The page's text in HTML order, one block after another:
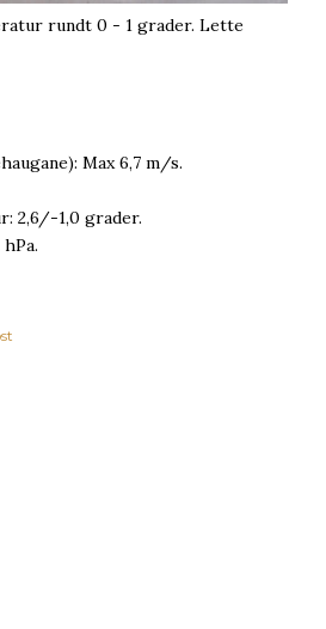
rundt 0 - 1 grader. Lette
Max 6,7 m/s.
2,6/-1,0 grader.